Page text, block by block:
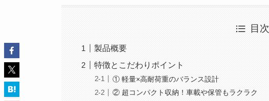
目次
製品概要
特徴とこだわりポイント
① 軽量×高耐荷重のバランス設計
② 超コンパクト収納！車載や保管もラクラク